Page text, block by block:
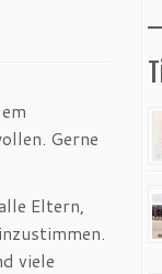
Gerne
Eltern,
viele